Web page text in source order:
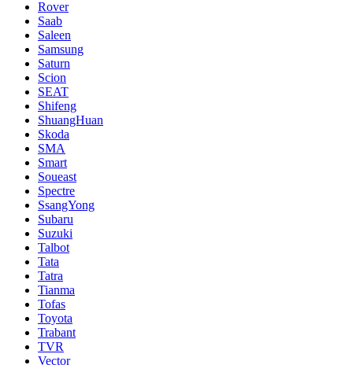
Rover
Saab
Saleen
Samsung
Saturn
Scion
SEAT
Shifeng
ShuangHuan
Skoda
SMA
Smart
Soueast
Spectre
SsangYong
Subaru
Suzuki
Talbot
Tata
Tatra
Tianma
Tofas
Toyota
Trabant
TVR
Vector